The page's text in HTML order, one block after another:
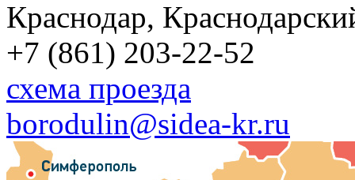
Краснодар,
+7 (861) 203-22-52
схема проезда
borodulin@sidea-kr.ru